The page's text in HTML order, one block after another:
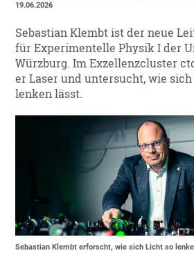
19.06.2026
Sebastian Klembt ist der neue
für Experimentelle Physik I der
Würzburg. Im Exzellenzcluster
er Laser und untersucht, wie
lenken lässt.
Sebastian Klembt erforscht, wie sich Licht so